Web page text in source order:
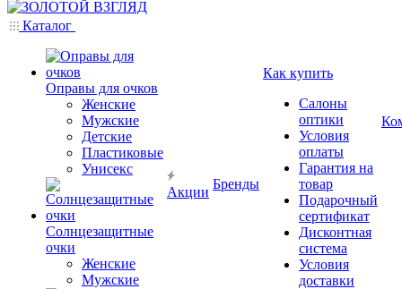
Каталог
Оправы для очков
Женские
Мужские
Детские
Пластиковые
Унисекс
Солнцезащитные
очки
Женские
Мужские
Акции
Бренды
Как купить
Салоны
оптики
Условия
оплаты
Гарантия на
товар
Подарочный
сертификат
Дисконтная
система
Условия
доставки